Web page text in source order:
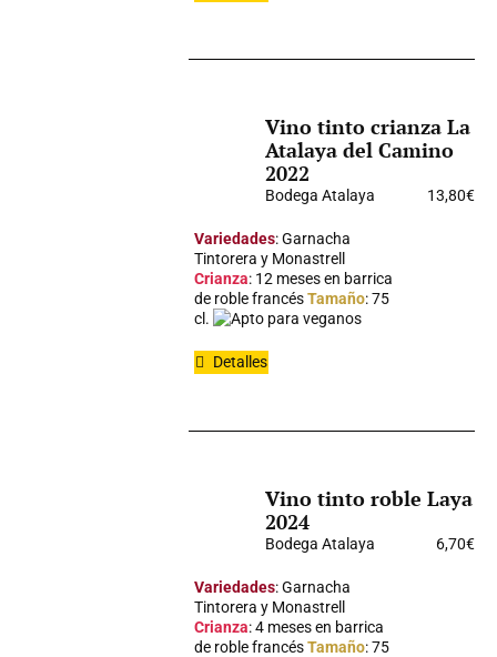
Vino tinto crianza La
Atalaya del Camino
2022
Bodega Atalaya 13,80€
Variedades: Garnacha
Tintorera y Monastrell
Crianza: 12 meses en barrica
de roble francésTamaño: 75
cl.
Apto para veganos
Detalles
Vino tinto roble Laya
2024
Bodega Atalaya 6,70€
Variedades: Garnacha
Tintorera y Monastrell
Crianza: 4 meses en barrica
de roble francésTamaño: 75